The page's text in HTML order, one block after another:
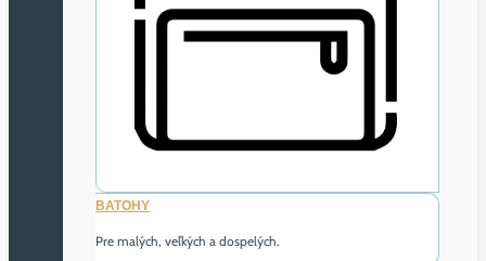
BATOHY
Pre malých, veľkých a dospelých.